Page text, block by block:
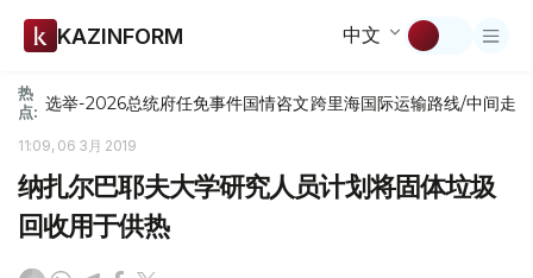
KAZINFORM 中文
热
点: 选举-2026总统府任免事件国情咨文跨里海国际运输路线/中间走廊
11:09, 06 3月 2019
纳扎尔巴耶夫大学研究人员计划将固体垃圾
回收用于供热